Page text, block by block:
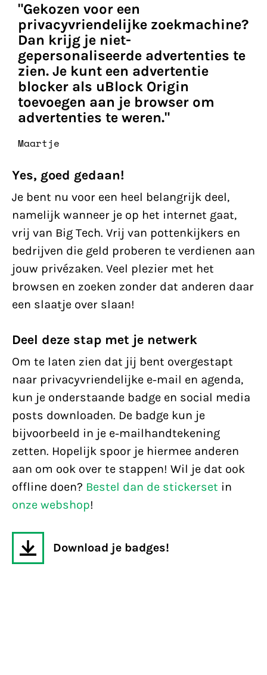
"Gekozen voor een
privacyvriendelijke zoekmachine?
Dan krijg je niet-
gepersonaliseerde advertenties te
zien. Je kunt een advertentie
blocker als uBlock Origin
toevoegen aan je browser om
advertenties te weren."
Maartje
Yes, goed gedaan!
Je bent nu voor een heel belangrijk deel,
namelijk wanneer je op het internet gaat,
vrij van Big Tech. Vrij van pottenkijkers en
bedrijven die geld proberen te verdienen aan
jouw privézaken. Veel plezier met het
browsen en zoeken zonder dat anderen daar
een slaatje over slaan!
Deel deze stap met je netwerk
Om te laten zien dat jij bent overgestapt
naar privacyvriendelijke e-mail en agenda,
kun je onderstaande badge en social media
posts downloaden. De badge kun je
bijvoorbeeld in je e-mailhandtekening
zetten. Hopelijk spoor je hiermee anderen
aan om ook over te stappen! Wil je dat ook
offline doen? Bestel dan de stickerset in
onze webshop!
Download je badges!